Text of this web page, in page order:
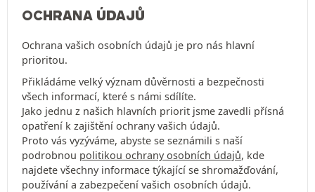
OCHRANA ÚDAJŮ
Ochrana vašich osobních údajů je pro nás hlavní
prioritou.
Přikládáme velký význam důvěrnosti a bezpečnosti
všech informací, které s námi sdílíte.
Jako jednu z našich hlavních priorit jsme zavedli přísná
opatření k zajištění ochrany vašich údajů.
Proto vás vyzýváme, abyste se seznámili s naší
podrobnou politikou ochrany osobních údajů, kde
najdete všechny informace týkající se shromažďování,
používání a zabezpečení vašich osobních údajů.